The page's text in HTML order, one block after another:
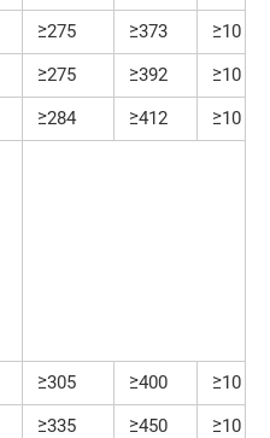
≥275 ≥373
≥10
≥275 ≥392
≥10
≥284 ≥412
≥10
≥305 ≥400
≥10
≥335 ≥450
≥10